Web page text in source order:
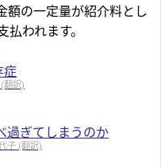
額の一定量が紹介料とし
われます。
症
翻訳)
過ぎてしまうのか
子 (翻訳)